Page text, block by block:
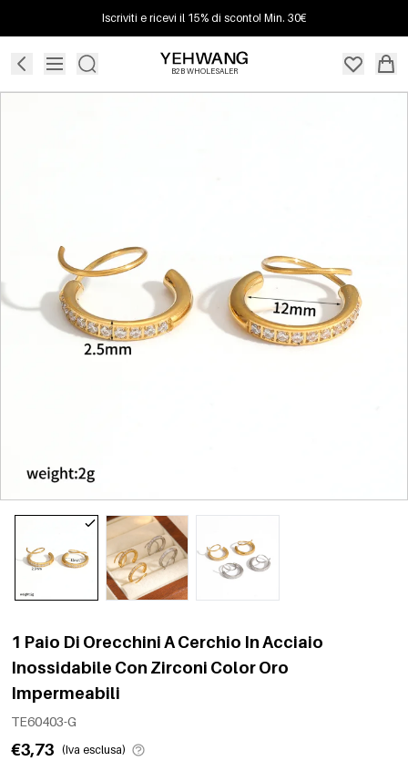
Iscriviti e ricevi il 15% di sconto! Min. 30€
B2B WHOLESALER
1 Paio Di Orecchini A Cerchio In Acciaio
Inossidabile Con Zirconi Color Oro
Impermeabili
TE60403-G
€3,73 (Iva esclusa)